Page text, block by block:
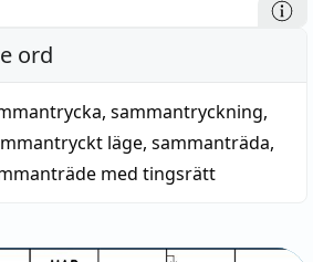
ord
, sammantryckning,
läge, sammanträda,
med tingsrätt